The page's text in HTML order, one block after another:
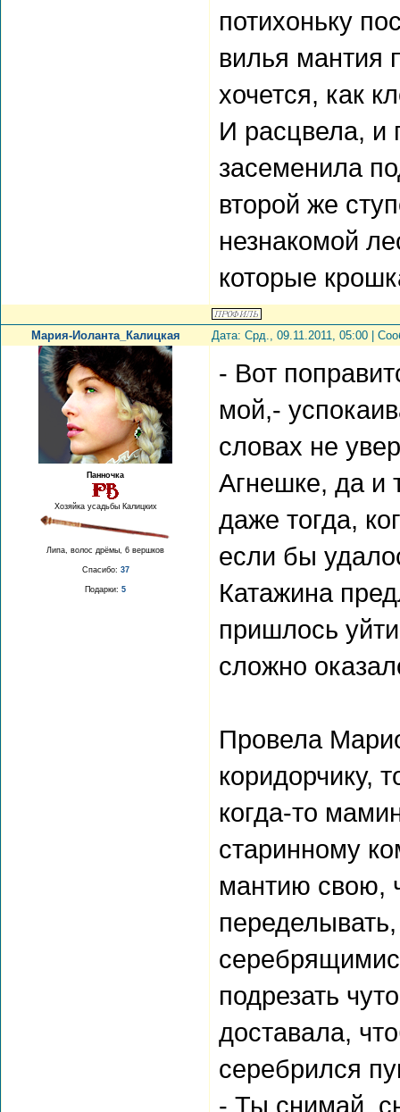
потихоньку
вилья мантия
хочется, как
И расцвела, и
засеменила
второй же
незнакомой
которые
Мария-Иоланта_Калицкая Дата: Срд., 09.11.2011, 05:00 |
Панночка
Хозяйка усадьбы Калицких
Липа, волос дрёмы, 6 вершков
Спасибо: 37
Подарки: 5
- Вот
мой,-
словах не
Агнешке, да и
даже тогда,
если бы
Катажина
пришлось
сложно
Провела
коридорчику,
когда-то
старинному
мантию свою,
подрезать
доставала,
серебрился
- Ты снимай,